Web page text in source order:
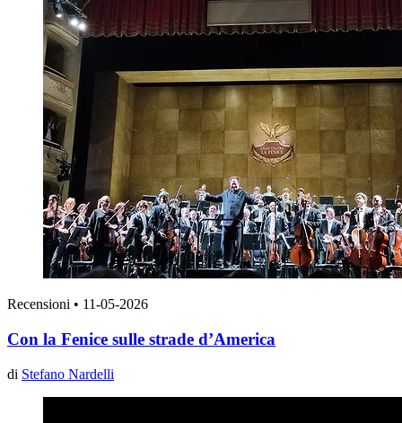
Recensioni • 11-05-2026
Con la Fenice sulle strade d’America
di Stefano Nardelli